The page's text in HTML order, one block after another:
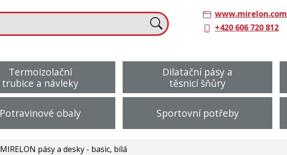
www.mirelon.com
+420 606 720 812
Termoizolační
trubice a návleky
Dilatační pásy a
těsnicí šňůry
Potravinové obaly Sportovní potřeby
MIRELON pásy a desky - basic, bílá